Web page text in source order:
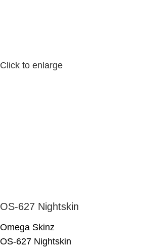
Click to enlarge
OS-627 Nightskin
Omega Skinz
OS-627 Nightskin